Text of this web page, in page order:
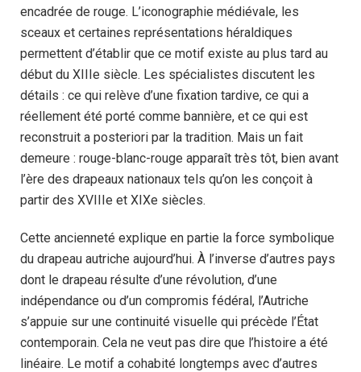
encadrée de rouge. L’iconographie médiévale, les
sceaux et certaines représentations héraldiques
permettent d’établir que ce motif existe au plus tard au
début du XIIIe siècle. Les spécialistes discutent les
détails : ce qui relève d’une fixation tardive, ce qui a
réellement été porté comme bannière, et ce qui est
reconstruit a posteriori par la tradition. Mais un fait
demeure : rouge-blanc-rouge apparaît très tôt, bien avant
l’ère des drapeaux nationaux tels qu’on les conçoit à
partir des XVIIIe et XIXe siècles.
Cette ancienneté explique en partie la force symbolique
du drapeau autriche aujourd’hui. À l’inverse d’autres pays
dont le drapeau résulte d’une révolution, d’une
indépendance ou d’un compromis fédéral, l’Autriche
s’appuie sur une continuité visuelle qui précède l’État
contemporain. Cela ne veut pas dire que l’histoire a été
linéaire. Le motif a cohabité longtemps avec d’autres